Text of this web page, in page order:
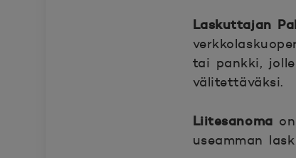
Laskuttajan
tai pankki,
välitettäväksi.
Liitesanoma
useamman